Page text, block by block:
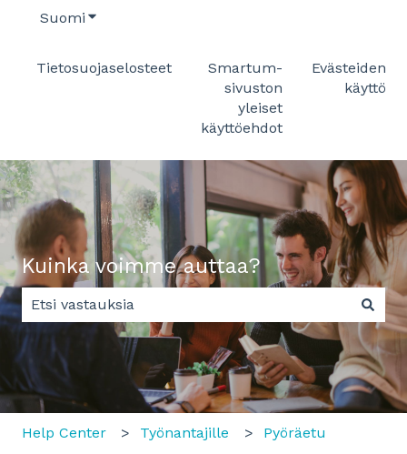
Suomi Näytä käännöksien alavalikko
Tietosuojaselosteet
Smartum-
sivuston
yleiset
käyttöehdot
Evästeiden
käyttö
Kuinka voimme auttaa?
Ehdotuksia ei ole, koska hakukenttä on tyhjä.
Help Center Työnantajille Pyöräetu